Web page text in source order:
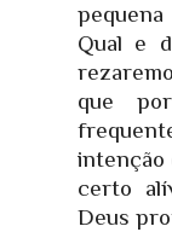
pequena
Qual e
que
intenção
certo
Deus